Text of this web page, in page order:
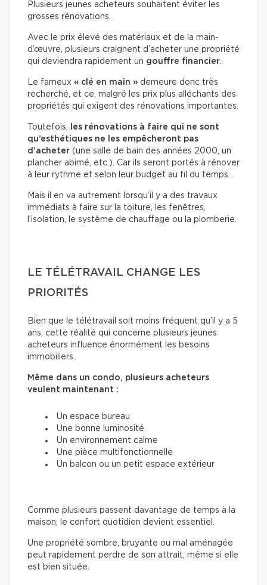
Plusieurs jeunes acheteurs souhaitent éviter les
grosses rénovations.
Avec le prix élevé des matériaux et de la main-
d’œuvre, plusieurs craignent d’acheter une propriété
qui deviendra rapidement un gouffre financier.
Le fameux « clé en main » demeure donc très
recherché, et ce, malgré les prix plus alléchants des
propriétés qui exigent des rénovations importantes.
Toutefois,
les rénovations à faire qui ne sont
qu’esthétiques ne les empêcheront pas
d’acheter (une salle de bain des années 2000, un
plancher abimé, etc.). Car ils seront portés à rénover
à leur rythme et selon leur budget au fil du temps.
Mais il en va autrement lorsqu’il y a des travaux
immédiats à faire sur la toiture, les fenêtres,
l’isolation, le système de chauffage ou la plomberie.
LE TÉLÉTRAVAIL CHANGE LES
PRIORITÉS
Bien que le télétravail soit moins fréquent qu’il y a 5
ans, cette réalité qui concerne plusieurs jeunes
acheteurs influence énormément les besoins
immobiliers.
Même dans un condo, plusieurs acheteurs
veulent maintenant :
Un espace bureau
Une bonne luminosité
Un environnement calme
Une pièce multifonctionnelle
Un balcon ou un petit espace extérieur
Comme plusieurs passent davantage de temps à la
maison, le confort quotidien devient essentiel.
Une propriété sombre, bruyante ou mal aménagée
peut rapidement perdre de son attrait, même si elle
est bien située.